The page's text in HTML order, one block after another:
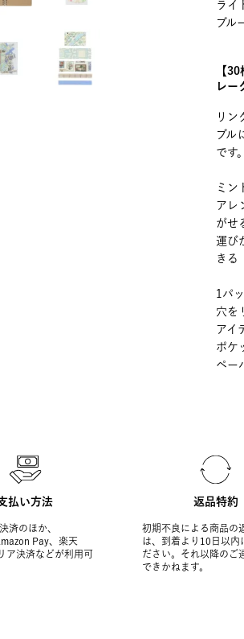
ライ
ブル
【
レー
リン
ブル
です。
ミン
アレ
がせ
運び
きる
1パ
穴を
アイ
ポケ
ペー
払い方法
済のほか、
Pay、楽天
ア決済などが利用可
返品特約
初期不良による商品の
は、到着より10日以内
ださい。それ以降のご
できかねます。